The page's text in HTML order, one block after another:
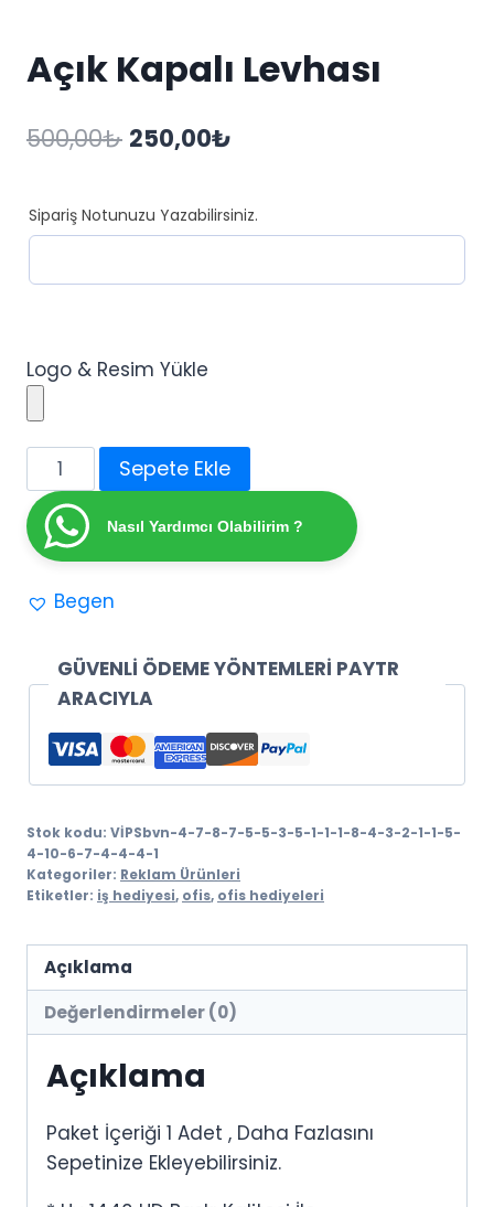
Açık Kapalı Levhası
500,00₺ Orijinal
500,00₺.
250,00₺
fiyat:
Sipariş Notunuzu Yazabilirsiniz.
Logo & Resim Yükle
Açık
Kapalı
Levhası
adet
Sepete Ekle
Nasıl Yardımcı Olabilirim ?
Begen
GÜVENLİ ÖDEME YÖNTEMLERİ PAYTR
ARACIYLA
Stok kodu: VİPSbvn-4-7-8-7-5-5-3-5-1-1-1-8-4-3-2-1-1-5-
4-10-6-7-4-4-4-1
Kategoriler: Reklam Ürünleri
Etiketler: iş hediyesi, ofis, ofis hediyeleri
Açıklama
Değerlendirmeler (0)
Açıklama
Paket İçeriği 1 Adet , Daha Fazlasını
Sepetinize Ekleyebilirsiniz.